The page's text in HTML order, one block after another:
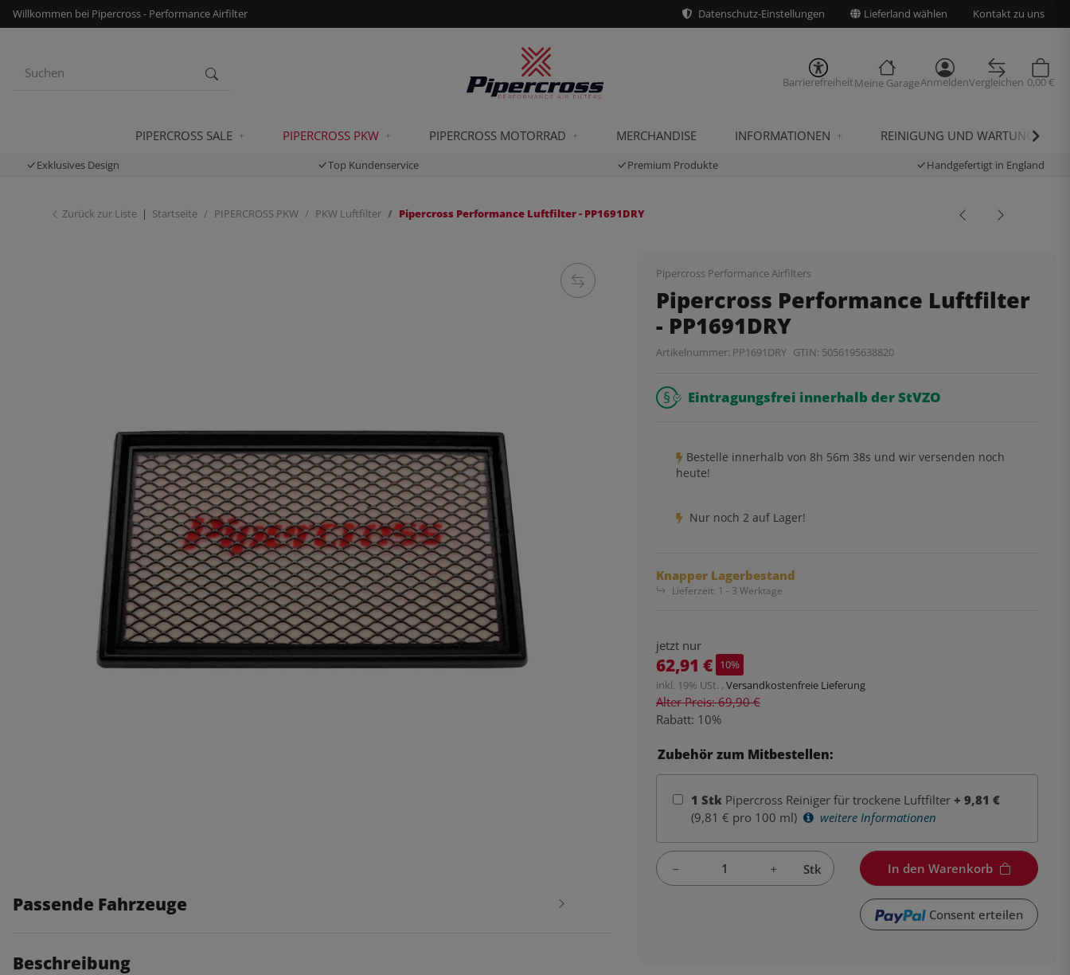
Willkommen bei Pipercross - Performance Airfilter Datenschutz-Einstellungen Lieferland wählen Kontakt zu uns
BarrierefreiheitMeine GarageAnmeldenVergleichen 0,00 €
PIPERCROSS SALE PIPERCROSS PKW PIPERCROSS MOTORRAD MERCHANDISE INFORMATIONEN REINIGUNG UND WARTUNG
Exklusives Design Top Kundenservice Premium Produkte Handgefertigt in England
Zurück zur Liste Startseite PIPERCROSS PKW PKW Luftfilter Pipercross Performance Luftfilter - PP1691DRY
Pipercross Performance Airfilters
Pipercross Performance Luftfilter
- PP1691DRY
Artikelnummer: PP1691DRY GTIN: 5056195638820
Eintragungsfrei innerhalb der StVZO
Bestelle innerhalb von 8h 56m 37s und wir versenden noch
heute!
Nur noch 2 auf Lager!
Knapper Lagerbestand
Lieferzeit: 1 - 3 Werktage
jetzt nur
62,91 € 10%
inkl. 19% USt. , Versandkostenfreie Lieferung
Alter Preis: 69,90 €
Rabatt: 10%
Zubehör zum Mitbestellen:
1 Stk Pipercross Reiniger für trockene Luftfilter + 9,81 €
(9,81 € pro 100 ml)
weitere Informationen
Stk In den Warenkorb
Consent erteilen
Passende Fahrzeuge
Beschreibung